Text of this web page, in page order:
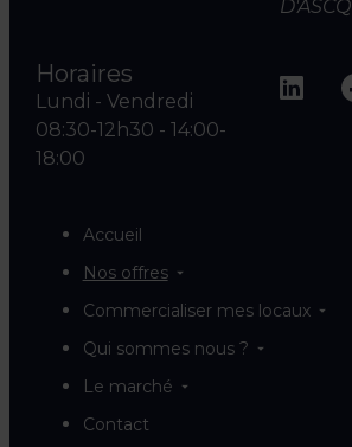
D'ASCQ
Horaires
Lundi - Vendredi
08:30-12h30 - 14:00-
18:00
Accueil
Nos offres
Commercialiser mes locaux
Qui sommes nous ?
Le marché
Contact